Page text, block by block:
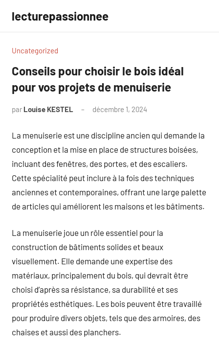
contenu
lecturepassionnee
Uncategorized
Conseils pour choisir le bois idéal
pour vos projets de menuiserie
par Louise KESTEL décembre 1, 2024
La menuiserie est une discipline ancien qui demande la
conception et la mise en place de structures boisées,
incluant des fenêtres, des portes, et des escaliers.
Cette spécialité peut inclure à la fois des techniques
anciennes et contemporaines, offrant une large palette
de articles qui améliorent les maisons et les bâtiments.
La menuiserie joue un rôle essentiel pour la
construction de bâtiments solides et beaux
visuellement. Elle demande une expertise des
matériaux, principalement du bois, qui devrait être
choisi d’après sa résistance, sa durabilité et ses
propriétés esthétiques. Les bois peuvent être travaillé
pour produire divers objets, tels que des armoires, des
chaises et aussi des planchers.